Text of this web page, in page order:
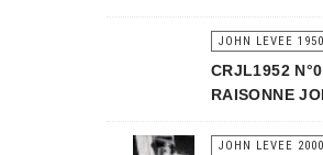
JOHN LEVEE
CRJL1952
RAISONNE
JOHN LEVEE